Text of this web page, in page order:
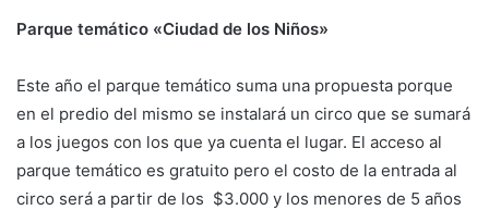
Parque temático «Ciudad de los Niños»
Este año el parque temático suma una propuesta porque
en el predio del mismo se instalará un circo que se sumará
a los juegos con los que ya cuenta el lugar. El acceso al
parque temático es gratuito pero el costo de la entrada al
circo será a partir de los $3.000 y los menores de 5 años